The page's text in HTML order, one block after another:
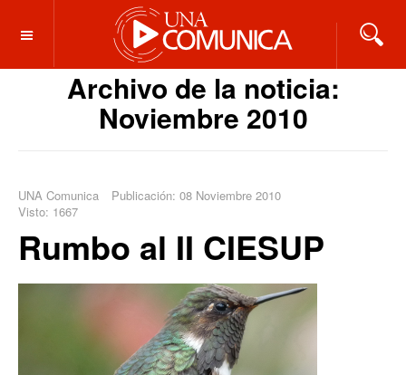
OFF CANVAS
Archivo de la noticia:
Noviembre 2010
UNA Comunica
Publicación: 08 Noviembre 2010
Visto: 1667
Rumbo al II CIESUP